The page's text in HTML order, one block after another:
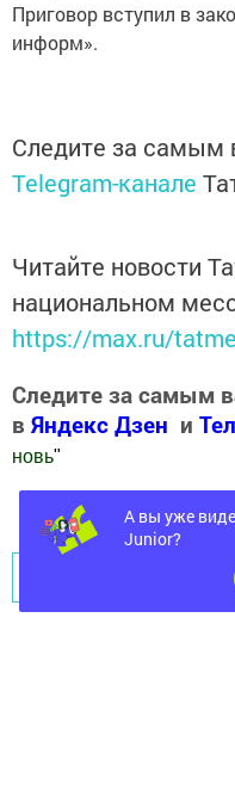
Приговор вступил в
информ».
Следите за
Telegram-канале
Читайте новости
национальном
https://max.ru/
Следите за самым
в Яндекс Дзен и
новь"
Добавить Шешминскую
Перейти на
А вы уже
Junior?